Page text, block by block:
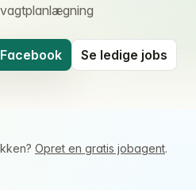
Se ledige jobs
Opret en gratis jobagent.